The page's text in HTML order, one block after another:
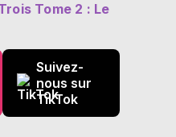
Tome 2 : Le
Suivez-
nous sur
TikTok